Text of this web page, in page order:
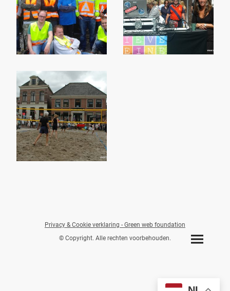
Privacy & Cookie verklaring - Green web foundation
© Copyright. Alle rechten voorbehouden.